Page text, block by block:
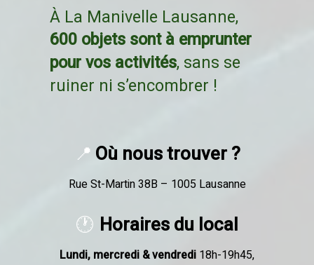
À La Manivelle Lausanne,
600 objets sont à emprunter
pour vos activités, sans se
ruiner ni s’encombrer !
📍 Où nous trouver ?
Rue St-Martin 38B – 1005 Lausanne
🕐 Horaires du local
Lundi, mercredi & vendredi 18h-19h45,